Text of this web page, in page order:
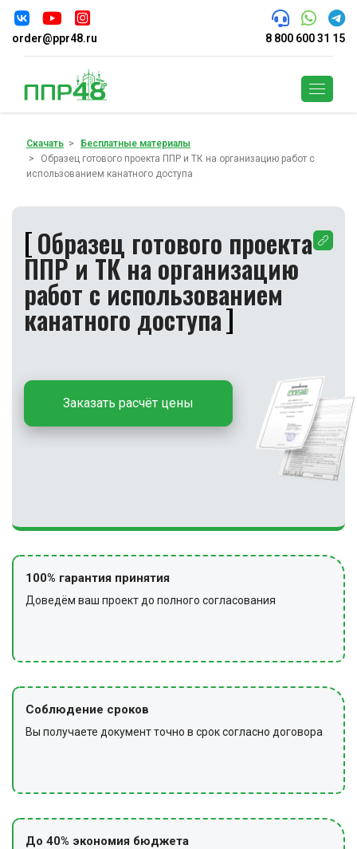
order@ppr48.ru 8 800 600 31 15
Скачать
Бесплатные материалы
Образец готового проекта ППР и ТК на организацию работ с
использованием канатного доступа
Образец готового проекта
ППР и ТК на организацию
работ с использованием
канатного доступа
Заказать расчёт цены
100% гарантия принятия
Доведём ваш проект до полного согласования
Соблюдение сроков
Вы получаете документ точно в срок согласно договора
До 40% экономия бюджета